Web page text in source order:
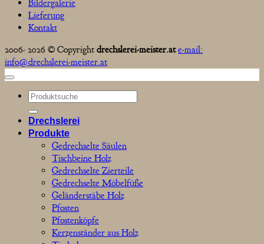
Bildergalerie
Lieferung
Kontakt
2006- 2026 © Copyright drechslerei-meister.at e-mail:
info@drechslerei-meister.at
Suchen
nach:
Drechslerei
Produkte
Gedrechselte Säulen
Tischbeine Holz
Gedrechselte Zierteile
Gedrechselte Möbelfüße
Geländerstäbe Holz
Pfosten
Pfostenköpfe
Kerzenständer aus Holz